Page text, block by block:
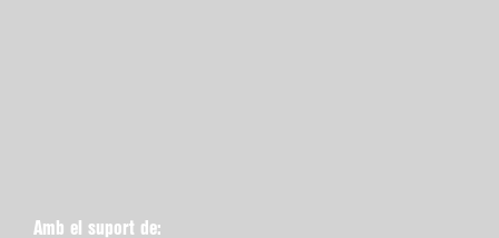
Amb el suport de: